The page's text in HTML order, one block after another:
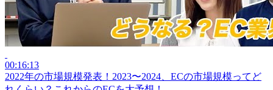
00:16:13
2022年の市場規模発表！2023〜2024、ECの市場規模ってど